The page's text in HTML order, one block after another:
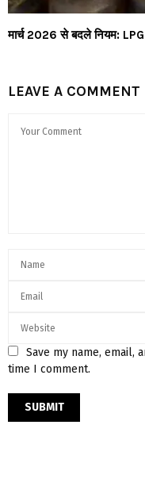
मार्च 2026 से बदले नियम:
LEAVE A COMMENT
Save my name, email,
time I comment.